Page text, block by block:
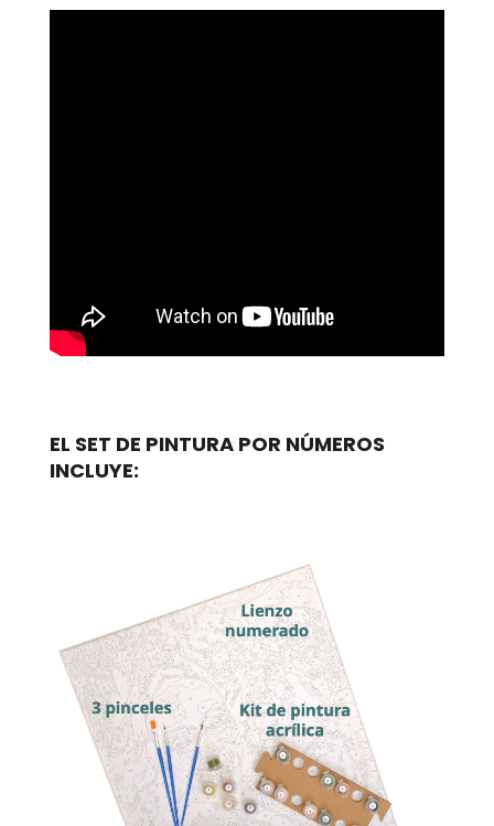
EL SET DE PINTURA POR NÚMEROS
INCLUYE: